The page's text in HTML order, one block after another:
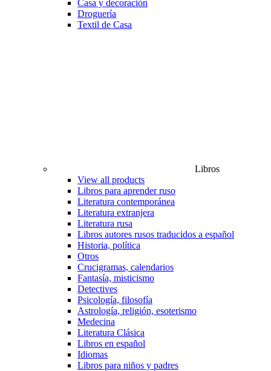
Casa y decoración
Droguería
Textil de Casa
Libros
View all products
Libros para aprender ruso
Literatura contemporánea
Literatura extranjera
Literatura rusa
Libros autores rusos traducidos a español
Historia, política
Otros
Crucigramas, calendarios
Fantasía, misticismo
Detectives
Psicología, filosofía
Astrología, religión, esoterismo
Medecina
Literatura Clásica
Libros en español
Idiomas
Libros para niños y padres